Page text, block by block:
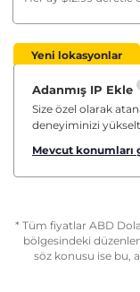
Yeni lokasyonlar
Adanmış IP Ekle
Size özel olarak
deneyiminizi
Mevcut konumları
* Tüm fiyatlar ABD
bölgesindeki
söz konusu ise bu,